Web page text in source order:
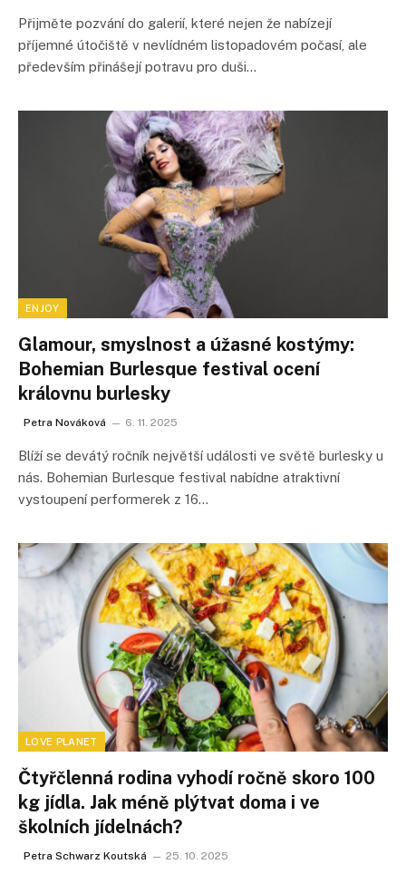
Přijměte pozvání do galerií, které nejen že nabízejí
příjemné útočiště v nevlídném listopadovém počasí, ale
především přinášejí potravu pro duši…
ENJOY
Glamour, smyslnost a úžasné kostýmy:
Bohemian Burlesque festival ocení
královnu burlesky
Petra Nováková 6. 11. 2025
Blíží se devátý ročník největší události ve světě burlesky u
nás. Bohemian Burlesque festival nabídne atraktivní
vystoupení performerek z 16…
LOVE PLANET
Čtyřčlenná rodina vyhodí ročně skoro 100
kg jídla. Jak méně plýtvat doma i ve
školních jídelnách?
Petra Schwarz Koutská 25. 10. 2025